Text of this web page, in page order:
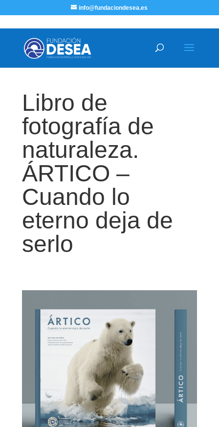
info@fundaciondesea.es
Libro de
fotografía de
naturaleza.
ÁRTICO –
Cuando lo
eterno deja de
serlo